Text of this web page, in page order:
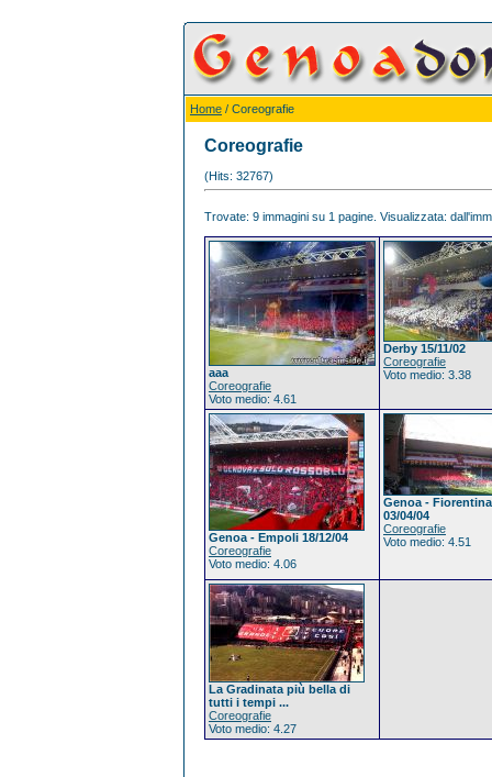
Home / Coreografie
Coreografie
(Hits: 32767)
Trovate: 9 immagini su 1 pagine. Visualizzata:
aaa
Coreografie
Voto medio: 4.61
Derby 15/11/02
Coreografie
Voto medio: 3.38
Genoa - Empoli 18/12/04
Coreografie
Voto medio: 4.06
Genoa - Fiorentina
03/04/04
Coreografie
Voto medio: 4.51
La Gradinata più bella di
tutti i tempi ...
Coreografie
Voto medio: 4.27